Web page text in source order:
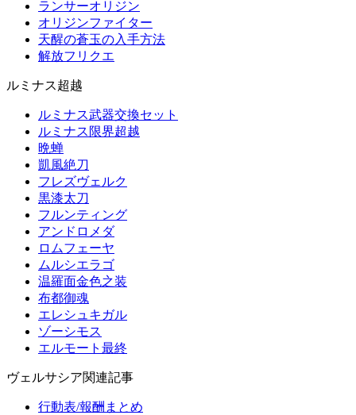
ランサーオリジン
オリジンファイター
天醒の蒼玉の入手方法
解放フリクエ
ルミナス超越
ルミナス武器交換セット
ルミナス限界超越
晩蝉
凱風絶刀
フレズヴェルク
黒漆太刀
フルンティング
アンドロメダ
ロムフェーヤ
ムルシエラゴ
温羅面金色之装
布都御魂
エレシュキガル
ゾーシモス
エルモート最終
ヴェルサシア関連記事
行動表/報酬まとめ